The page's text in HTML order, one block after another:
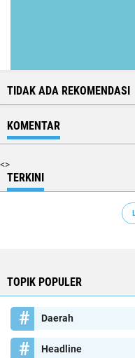
TIDAK ADA REKOMENDASI
KOMENTAR
<>
TERKINI
TOPIK POPULER
Daerah
Headline